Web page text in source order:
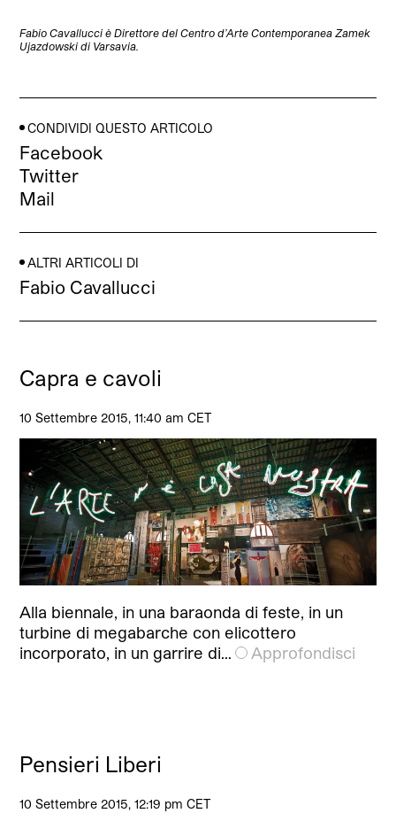
Fabio Cavallucci è Direttore del Centro d’Arte Contemporanea Zamek
Ujazdowski di Varsavia.
CONDIVIDI QUESTO ARTICOLO
Facebook
Twitter
Mail
ALTRI ARTICOLI DI
Fabio Cavallucci
Capra e cavoli
10 Settembre 2015, 11:40 am CET
Alla biennale, in una baraonda di feste, in un
turbine di megabarche con elicottero
incorporato, in un garrire di…
Approfondisci
Pensieri Liberi
10 Settembre 2015, 12:19 pm CET